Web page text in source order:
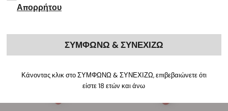
Απορρήτου
ΣΥΜΦΩΝΩ & ΣΥΝΕΧΙΖΩ
Κάνοντας κλικ στο ΣΥΜΦΩΝΩ & ΣΥΝΕΧΙΖΩ, επιβεβαιώνετε ότι
είστε 18 ετών και άνω